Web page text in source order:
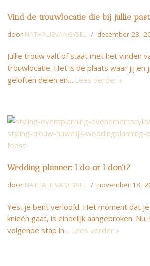
Vind de trouwlocatie die bij jullie past
door NATHALIEVANGYSEL december 23,
Jullie trouw valt of staat met het vinden
trouwlocatie. Het is de plaats waar jij en
geloften delen en… Lees verder »
Wedding planner: I do or I don’t?
door NATHALIEVANGYSEL november 18,
Yes, je bent verloofd. Het moment dat
knieën gaat, is eindelijk aangebroken.
volgende stap in… Lees verder »